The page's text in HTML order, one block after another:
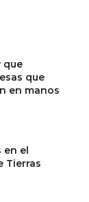
que
que
en manos
en el
Tierras